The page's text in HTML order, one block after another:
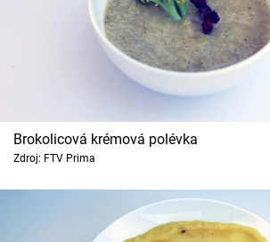
Brokolicová krémová polévka
Zdroj: FTV Prima